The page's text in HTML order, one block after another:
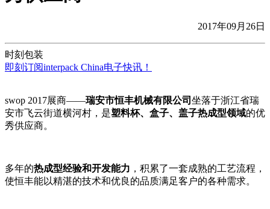
2017年09月26日
时刻包装
即刻订阅interpack China电子快讯！
swop 2017展商——瑞安市恒丰机械有限公司 坐落于浙江省瑞
安市飞云街道横河村，是塑料杯、盒子、盖子热成型领域的优
秀供应商。
多年的热成型经验和开发能力 ，积累了一套成熟的工艺流程，
使恒丰能以精湛的技术和优良的品质满足客户的各种需求。